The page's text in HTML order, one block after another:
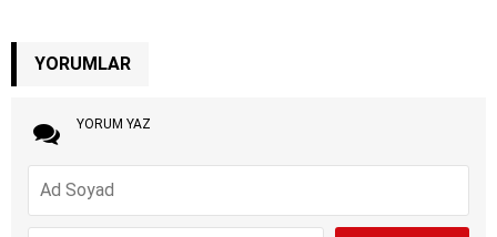
YORUMLAR
YORUM YAZ